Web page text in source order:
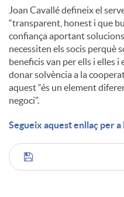
Joan Cavallé defineix el
“transparent, honest i que
confiança aportant
necessiten els socis perquè
beneficis van per ells i elles i
donar solvència a la
aquest “és un element
negoci”.
Segueix aquest enllaç per
C